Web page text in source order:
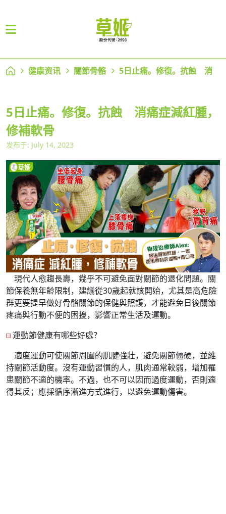
健康资讯 關節骨骼 5日止痛。修復。抗蝕 消
5日止痛。修復。抗蝕 消痛症減紅腫，
修補軟骨
发布于: July 14, 2023
現代人愈趨長壽，幾乎不可避免面對關節的退化問題。關
節保養無年齡限制，建議從30歲起就該開始，尤其是高危險
群更要提早做好骨骼關節的保健與照護，才能避免日後關節
疼痛與行動不便的困擾，影響正常生活及運動。
運動節健康有哪些好處？
適度運動可使關節周圍的肌腱強壯，避免關節僵硬，並維
持關節活動度。沒有運動習慣的人，肌肉通常較弱，增加罹
患關節不適的機率。不過，也不可以因而過度運動，否則適
得其反；應採循序漸進方式進行，以避免運動傷害。